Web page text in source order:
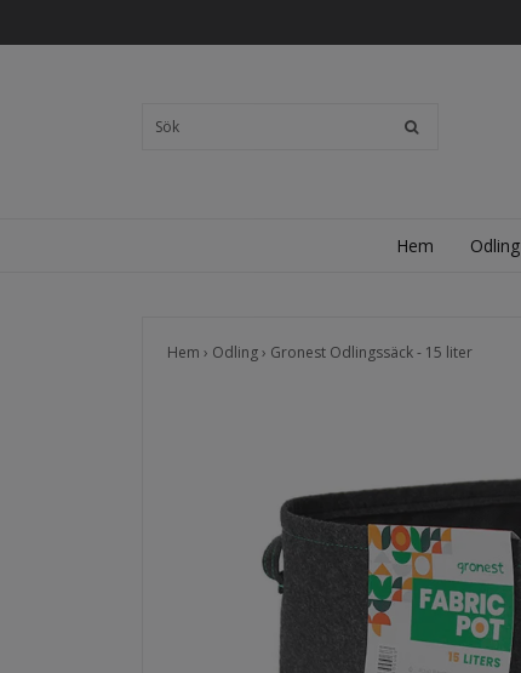
Hem Odling
Hem › Odling› Gronest Odlingssäck - 15 liter